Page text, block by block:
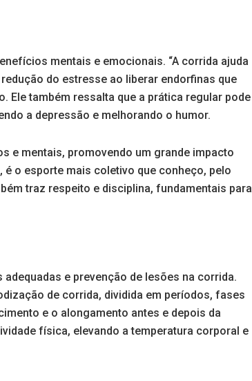
mentais e emocionais. “A corrida ajuda
do estresse ao liberar endorfinas que
Ele também ressalta que a prática regular pode
a depressão e melhorando o humor.
e mentais, promovendo um grande impacto
é o esporte mais coletivo que conheço, pelo
traz respeito e disciplina, fundamentais para
e prevenção de lesões na corrida.
de corrida, dividida em períodos, fases
e o alongamento antes e depois da
física, elevando a temperatura corporal e